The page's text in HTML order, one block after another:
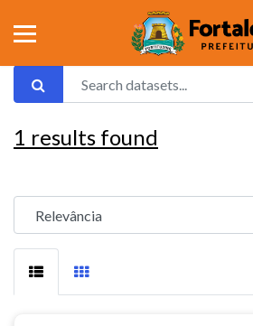
1 results found